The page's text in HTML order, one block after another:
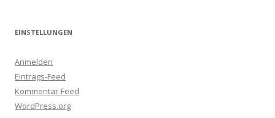
EINSTELLUNGEN
Anmelden
Eintrags-Feed
Kommentar-Feed
WordPress.org